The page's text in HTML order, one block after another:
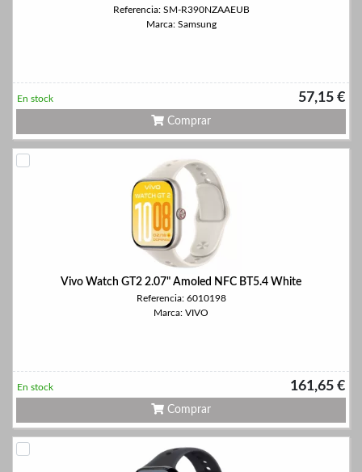
Referencia: SM-R390NZAAEUB
Marca: Samsung
57,15 €
En stock
Comprar
Vivo Watch GT2 2.07" Amoled NFC BT5.4 White
Referencia: 6010198
Marca: VIVO
161,65 €
En stock
Comprar